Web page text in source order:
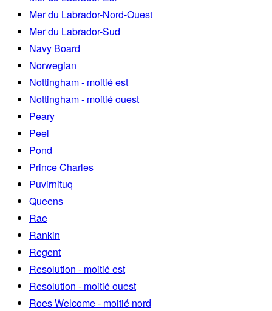
Mer du Labrador-Nord-Ouest
Mer du Labrador-Sud
Navy Board
Norwegian
Nottingham - moitié est
Nottingham - moitié ouest
Peary
Peel
Pond
Prince Charles
Puvirnituq
Queens
Rae
Rankin
Regent
Resolution - moitié est
Resolution - moitié ouest
Roes Welcome - moitié nord